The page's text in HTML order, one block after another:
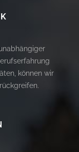
können wir